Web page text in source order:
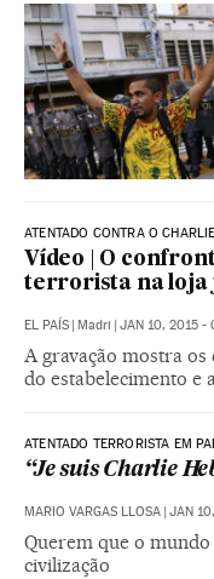
ATENTADO CONTRA O
Vídeo | O
terrorista na loja
EL PAÍS | Madri | JAN 10, 2015 -
A gravação mostra
do estabelecimento e
ATENTADO TERRORISTA EM
“Je suis Charlie
MARIO VARGAS LLOSA | JAN
Querem que o
civilização